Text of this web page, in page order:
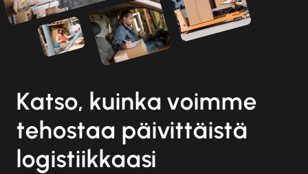
Katso, kuinka voimme
tehostaa päivittäistä
logistiikkaasi